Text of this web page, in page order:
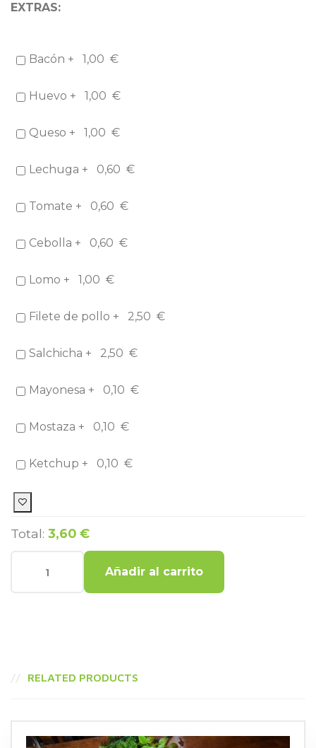
EXTRAS:
Bacón + 1,00 €
Huevo + 1,00 €
Queso + 1,00 €
Lechuga + 0,60 €
Tomate + 0,60 €
Cebolla + 0,60 €
Lomo + 1,00 €
Filete de pollo + 2,50 €
Salchicha + 2,50 €
Mayonesa + 0,10 €
Mostaza + 0,10 €
Ketchup + 0,10 €
Total: 3,60 €
Añadir al carrito
RELATED PRODUCTS